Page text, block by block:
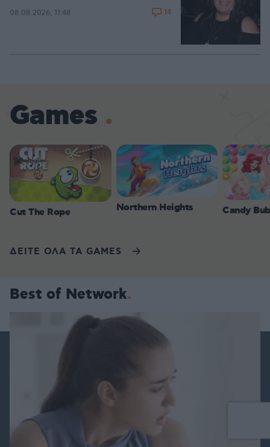
08.08.2026, 11:48 14
Games
Cut The Rope Northern Heights Candy
ΔΕΙΤΕ ΟΛΑ ΤΑ GAMES
Best of Network